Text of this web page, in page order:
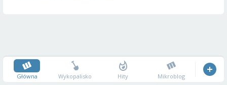
Główna Wykopalisko Hity Mikroblog